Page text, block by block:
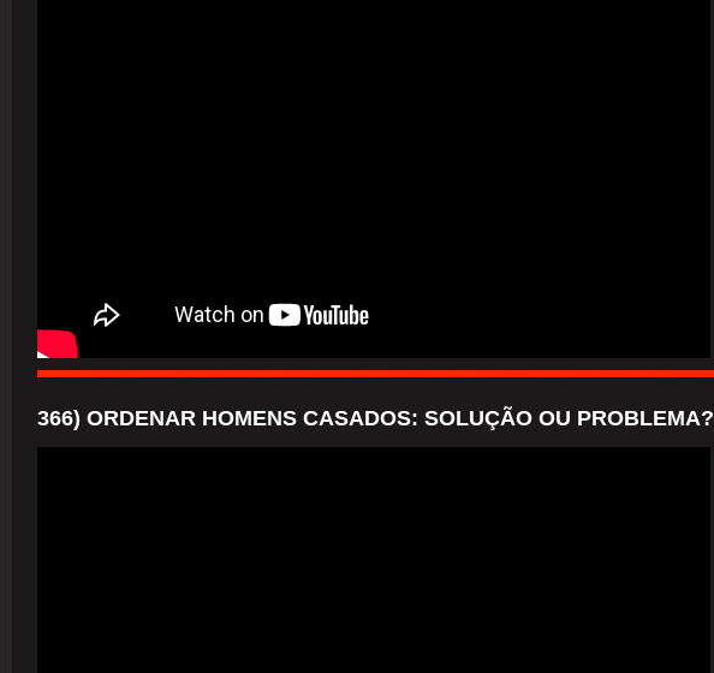
366) ORDENAR HOMENS CASADOS: SOLUÇÃO OU PROBLEMA?